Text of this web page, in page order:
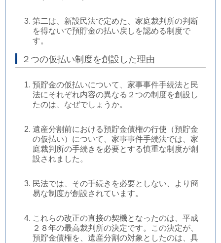
第二は、新設民法で定めた、家庭裁判所の判断
を得ないで預貯金の払い戻しを認める制度で
す。
２つの仮払い制度を創設した理由
預貯金の仮払いについて、家事事件手続法と民
法にそれぞれ内容の異なる２つの制度を創設し
たのは、なぜでしょうか。
遺産分割前における預貯金債権の行使（預貯金
の仮払い）について、家事事件手続法では、家
庭裁判所の手続きを必要とする慎重な制度が創
設されました。
民法では、その手続きを必要としない、より簡
易な制度が創設されています。
これらの改正の直接の契機となったのは、平成
２８年の最高裁判所の決定です。この決定が、
預貯金債権を、遺産分割の対象としたのは、具